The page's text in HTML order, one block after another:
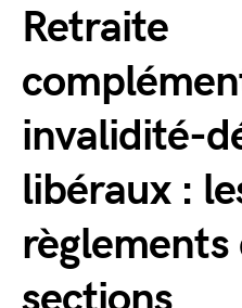
Retraite
invalidité-
libéraux :
règlements